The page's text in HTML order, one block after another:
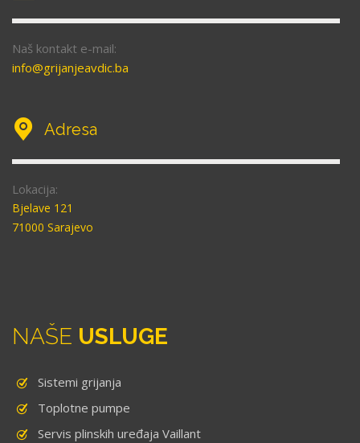
Naš kontakt e-mail:
info@grijanjeavdic.ba
Adresa
Lokacija:
Bjelave 121
71000 Sarajevo
NAŠE USLUGE
Sistemi grijanja
Toplotne pumpe
Servis plinskih uređaja Vaillant